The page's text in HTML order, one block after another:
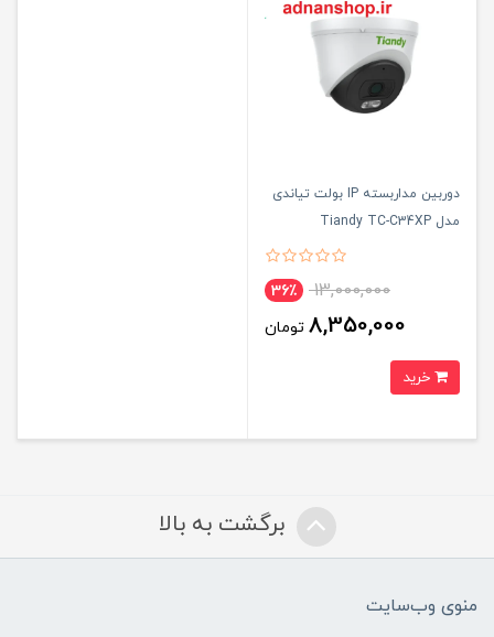
دوربین مداربسته IP بولت تیاندی
مدل Tiandy TC-C34XP
13,000,000 36٪
8,350,000 تومان
برگشت به بالا
منوی وب‌سایت